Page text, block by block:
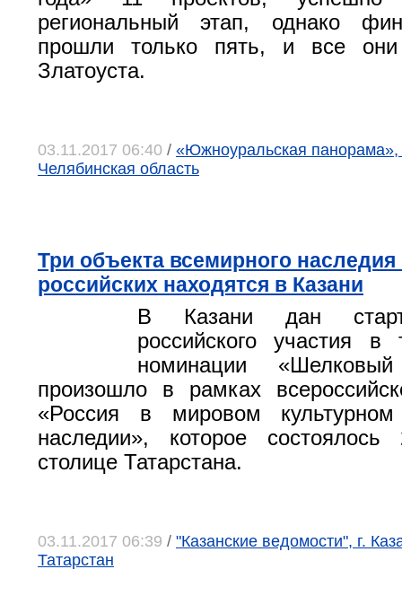
региональный этап, однако
прошли только пять, и все они
Златоуста.
03.11.2017 06:40 / «Южноуральская панорама»,
Челябинская область
Три объекта всемирного наследия
российских находятся в Казани
В Казани дан
российского участия в
номинации
произошло в рамках
«Россия в мировом
наследии», которое
столице Татарстана.
03.11.2017 06:39 / "Казанские ведомости", г.
Татарстан